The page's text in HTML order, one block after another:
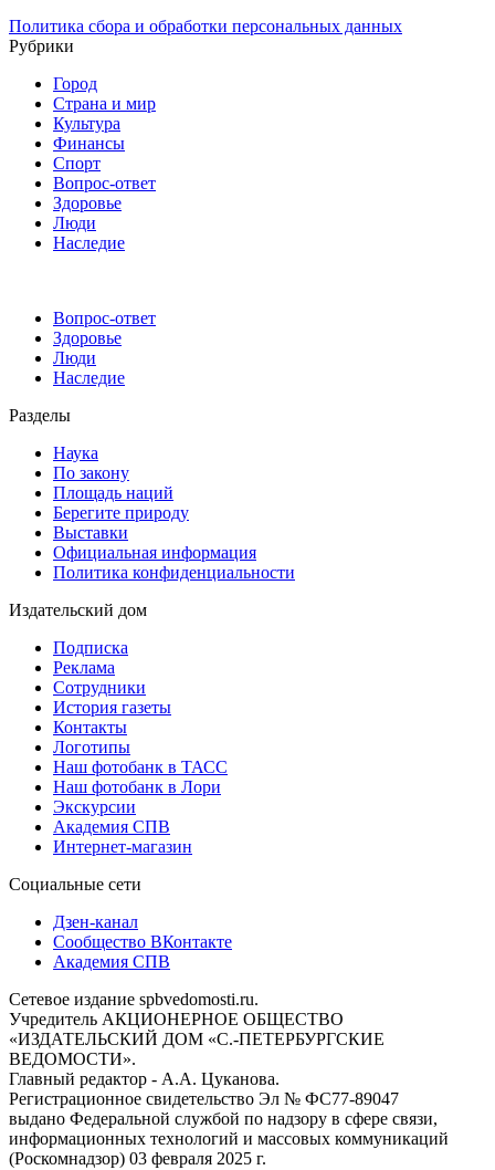
Политика сбора и обработки персональных данных
Рубрики
Город
Страна и мир
Культура
Финансы
Спорт
Вопрос-ответ
Здоровье
Люди
Наследие
Вопрос-ответ
Здоровье
Люди
Наследие
Разделы
Наука
По закону
Площадь наций
Берегите природу
Выставки
Официальная информация
Политика конфиденциальности
Издательский дом
Подписка
Реклама
Сотрудники
История газеты
Контакты
Логотипы
Наш фотобанк в ТАСС
Наш фотобанк в Лори
Экскурсии
Академия СПВ
Интернет-магазин
Социальные сети
Дзен-канал
Сообщество ВКонтакте
Академия СПВ
Сетевое издание spbvedomosti.ru.
Учредитель АКЦИОНЕРНОЕ ОБЩЕСТВО
«ИЗДАТЕЛЬСКИЙ ДОМ «С.-ПЕТЕРБУРГСКИЕ
ВЕДОМОСТИ».
Главный редактор - А.А. Цуканова.
Регистрационное свидетельство Эл № ФС77-89047
выдано Федеральной службой по надзору в сфере связи,
информационных технологий и массовых коммуникаций
(Роскомнадзор) 03 февраля 2025 г.